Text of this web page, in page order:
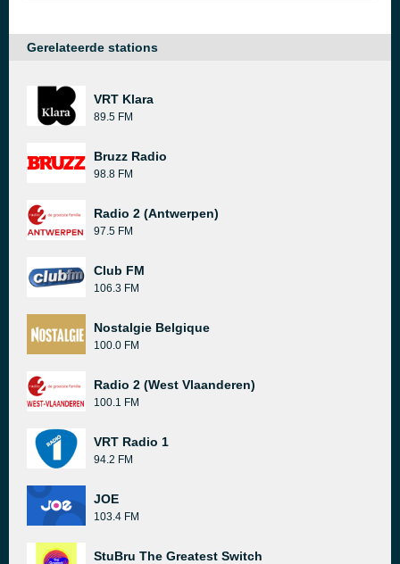
Gerelateerde stations
VRT Klara
89.5 FM
Bruzz Radio
98.8 FM
Radio 2 (Antwerpen)
97.5 FM
Club FM
106.3 FM
Nostalgie Belgique
100.0 FM
Radio 2 (West Vlaanderen)
100.1 FM
VRT Radio 1
94.2 FM
JOE
103.4 FM
StuBru The Greatest Switch